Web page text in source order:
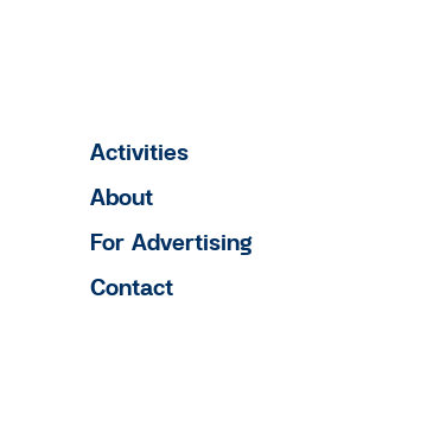
Activities
About
For Advertising
Contact